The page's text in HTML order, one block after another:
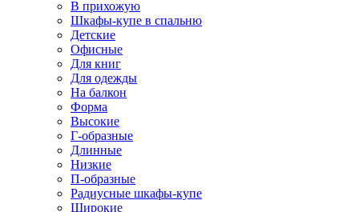
В прихожую
Шкафы-купе в спальню
Детские
Офисные
Для книг
Для одежды
На балкон
Форма
Высокие
Г-образные
Длинные
Низкие
П-образные
Радиусные шкафы-купе
Широкие